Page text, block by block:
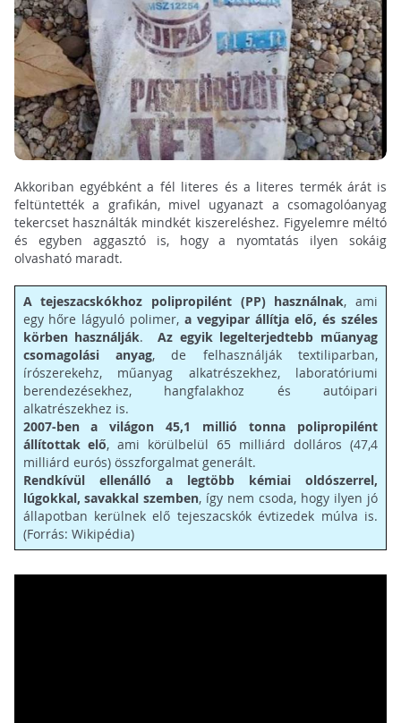
Akkoriban egyébként a fél literes és a literes termék árát is
feltüntették a grafikán, mivel ugyanazt a csomagolóanyag
tekercset használták mindkét kiszereléshez. Figyelemre méltó
és egyben aggasztó is, hogy a nyomtatás ilyen sokáig
olvasható maradt.
A tejeszacskókhoz polipropilént (PP) használnak, ami
egy hőre lágyuló polimer,a vegyipar állítja elő, és széles
körben használják. Az egyik legelterjedtebb műanyag
csomagolási anyag, de felhasználják textiliparban,
írószerekehz, műanyag alkatrészekhez, laboratóriumi
berendezésekhez, hangfalakhoz és autóipari
alkatrészekhez is.
2007-ben a világon 45,1 millió tonna polipropilént
állítottak elő, ami körülbelül 65 milliárd dolláros (47,4
milliárd eurós) összforgalmat generált.
Rendkívül ellenálló a legtöbb kémiai oldószerrel,
lúgokkal, savakkal szemben, így nem csoda, hogy ilyen jó
állapotban kerülnek elő tejeszacskók évtizedek múlva is.
(Forrás: Wikipédia)